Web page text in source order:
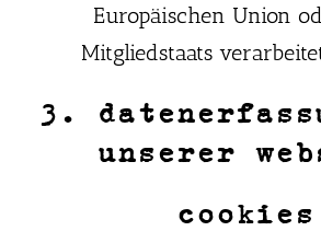
Europäischen Union
Mitgliedstaats
3.
unserer
cookies